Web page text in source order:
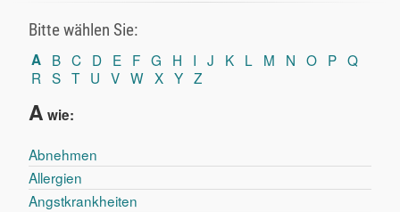
Bitte wählen Sie:
A B C D E F G H I J K L M N O P Q
R S T U V W X Y Z
A wie:
Abnehmen
Allergien
Angstkrankheiten